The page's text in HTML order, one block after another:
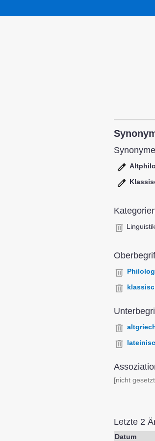
Synonyme
[nicht
Letzte 2
Datum